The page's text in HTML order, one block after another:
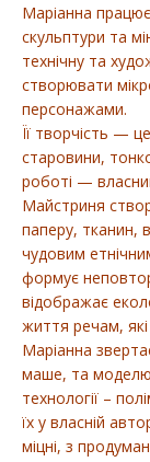
Маріанна
скульптури та
технічну та
створювати
персонажами.
Її творчість —
старовини,
роботі —
Майстриня
паперу, тканин,
чудовим
формує
відображає
життя речам,
Маріанна
маше, та
технології –
їх у власній
міцні, з